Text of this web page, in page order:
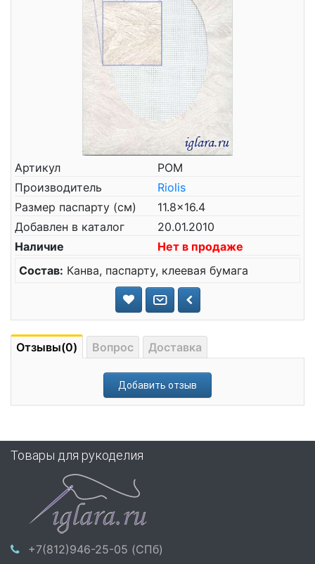
Артикул
РОМ
Производитель
Riolis
Размер паспарту (см)
11.8x16.4
Добавлен в каталог
20.01.2010
Наличие
Нет в продаже
Состав: Канва, паспарту, клеевая бумага
Отзывы(0) Вопрос Доставка
Добавить отзыв
Товары для рукоделия
+7(812)946-25-05 (СПб)